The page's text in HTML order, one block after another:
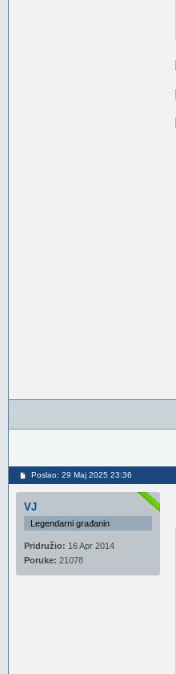
Poslao: 29 Maj 2025 23:36
VJ
Legendarni građanin
Pridružio: 16 Apr 2014
Poruke: 21078